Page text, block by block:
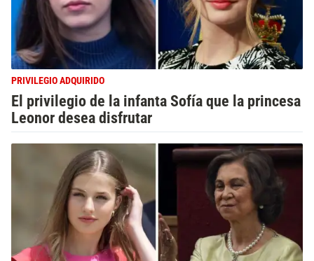
PRIVILEGIO ADQUIRIDO
El privilegio de la infanta Sofía que la princesa
Leonor desea disfrutar